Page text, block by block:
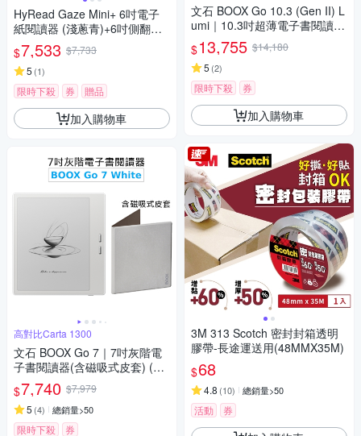
HyRead Gaze Mini+ 6吋電子
紙閱讀器 (淺蔥青)+6吋側翻保
護殼
$7,533 $7,733
5 (1)
限時下殺 券 贈品
加入購物車
高對比Carta 1300
文石 BOOX Go 7｜7吋灰階電
子書閱讀器(含磁吸式皮套) (象
牙白)【皮套組】
$7,740 $7,979
5 (4) 總銷量>50
限時下殺 券
文石 BOOX Go 10.3 (Gen II) L
umi｜10.3吋超薄電子書閱讀器
(前光版)【磁吸式皮套組】
$13,755 $14,180
5 (2)
限時下殺 券
加入購物車
3M 313 Scotch 密封封箱透明
膠帶-長途運送用(48MMX35M)
$68
4.8 (10) 總銷量>50
活動 券